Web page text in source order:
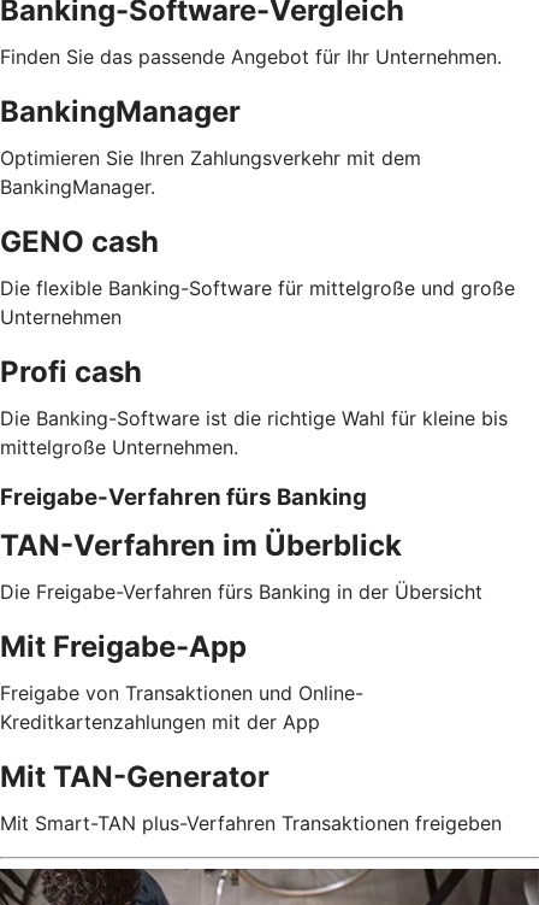
Banking-Software-Vergleich
Finden Sie das passende Angebot für Ihr Unternehmen.
BankingManager
Optimieren Sie Ihren Zahlungsverkehr mit dem
BankingManager.
GENO cash
Die flexible Banking-Software für mittelgroße und große
Unternehmen
Profi cash
Die Banking-Software ist die richtige Wahl für kleine bis
mittelgroße Unternehmen.
Freigabe-Verfahren fürs Banking
TAN-Verfahren im Überblick
Die Freigabe-Verfahren fürs Banking in der Übersicht
Mit Freigabe-App
Freigabe von Transaktionen und Online-
Kreditkartenzahlungen mit der App
Mit TAN-Generator
Mit Smart-TAN plus-Verfahren Transaktionen freigeben